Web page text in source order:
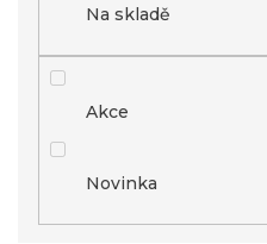
Na skladě
Akce
Novinka